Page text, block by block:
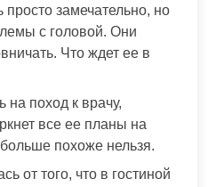
замечательно, но
с головой. Они
Что ждет ее в
поход к врачу,
все ее планы на
похоже нельзя.
от того, что в гостиной